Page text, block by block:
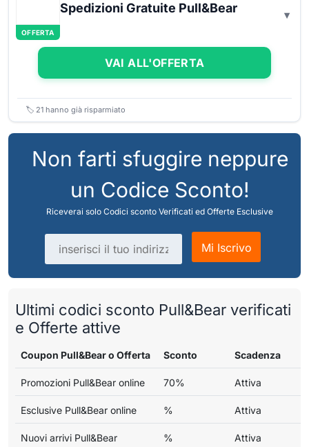
OFFERTA
Spedizioni Gratuite Pull&Bear
VAI ALL'OFFERTA
🏷️ 21 hanno già risparmiato
Non farti sfuggire neppure
un Codice Sconto!
Riceverai solo Codici sconto Verificati ed Offerte Esclusive
Indirizzo email
Mi Iscrivo
Ultimi codici sconto Pull&Bear verificati
e Offerte attive
Coupon Pull&Bear o Offerta Sconto Scadenza
Promozioni Pull&Bear online 70% Attiva
Esclusive Pull&Bear online % Attiva
Nuovi arrivi Pull&Bear % Attiva